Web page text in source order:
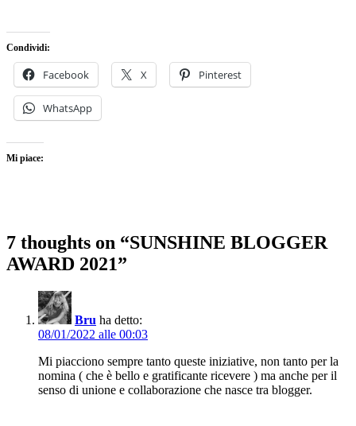
Condividi:
Facebook X Pinterest
WhatsApp
Mi piace:
7 thoughts on “SUNSHINE BLOGGER
AWARD 2021”
Bru ha detto:
08/01/2022 alle 00:03
Mi piacciono sempre tanto queste iniziative, non tanto per la
nomina ( che è bello e gratificante ricevere ) ma anche per il
senso di unione e collaborazione che nasce tra blogger.